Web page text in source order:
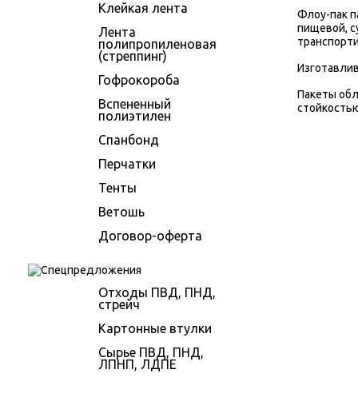
Клейкая лента
Лента
полипропиленовая
(стреппинг)
Гофрокороба
Вспененный
полиэтилен
Спанбонд
Перчатки
Тенты
Ветошь
Договор-оферта
Отходы ПВД, ПНД,
стрейч
Картонные втулки
Сырье ПВД, ПНД,
ЛПНП, ЛДПЕ
Флоу-пак
пищевой,
Пакеты